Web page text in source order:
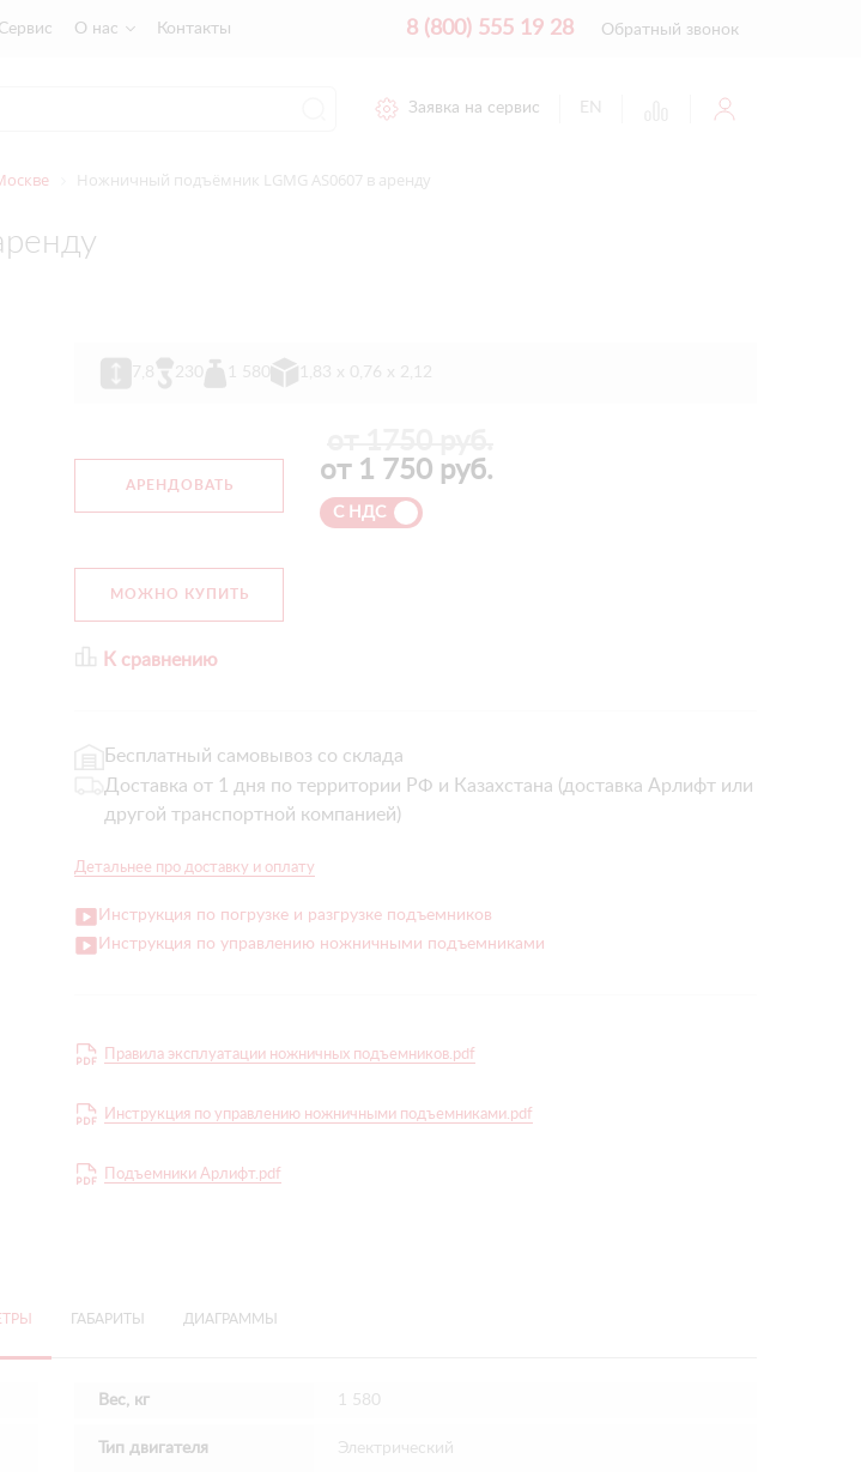
Сервис О нас Контакты 8 (800) 555 19 28 Обратный звонок
Заявка на сервис EN
Ножничный подъёмник LGMG AS0607 в аренду
7,8 230 1 580 1,83 х 0,76 х 2,12
АРЕНДОВАТЬ
от 1 750 руб.
С НДС
МОЖНО КУПИТЬ
К сравнению
Бесплатный самовывоз со склада
Доставка от 1 дня по территории РФ и Казахстана (доставка Арлифт или
другой транспортной компанией)
Детальнее про доставку и оплату
Инструкция по погрузке и разгрузке подъемников
Инструкция по управлению ножничными подъемниками
Правила эксплуатации ножничных подъемников.pdf
Инструкция по управлению ножничными подъемниками.pdf
Подъемники Арлифт.pdf
ГАБАРИТЫ ДИАГРАММЫ
Вес, кг 1 580
Тип двигателя Электрический